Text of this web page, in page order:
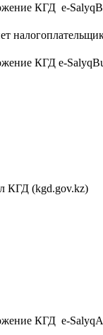
КГД e-
КГД e-
КГД (kgd.gov.kz)
КГД e-